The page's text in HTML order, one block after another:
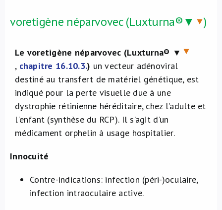
voretigène néparvovec (Luxturna®▼ )
Le voretigène néparvovec (Luxturna® ▼
, chapitre 16.10.3.) un vecteur adénoviral
destiné au transfert de matériel génétique, est
indiqué pour la perte visuelle due à une
dystrophie rétinienne héréditaire, chez l’adulte et
l'enfant (synthèse du RCP). Il s’agit d’un
médicament orphelin à usage hospitalier.
Innocuité
Contre-indications: infection (péri-)oculaire,
infection intraoculaire active.